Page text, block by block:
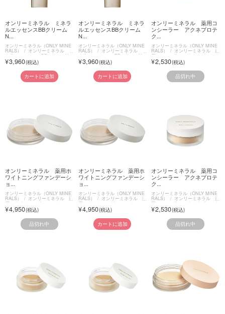
オンリーミネラル ミネラ
ルエッセンスBBクリーム
N...
オンリーミネラル（ONLY MINE
RALS） オンリーミネラル ミ
ネラルエッセンスBBクリームN
3,960
カートに追加
オンリーミネラル ミネラ
ルエッセンスBBクリーム
N...
オンリーミネラル（ONLY MINE
RALS） オンリーミネラル ミ
ネラルエッセンスBBクリームN
3,960
カートに追加
オンリーミネラル 薬用コ
ンシーラー アクネプロテ
ク...
オンリーミネラル（ONLY MINE
RALS） オンリーミネラル 薬
用コンシーラー アクネプロテク
ター2,530
品切れ中
オンリーミネラル 薬用ホ
ワイトニングファンデーシ
ョ...
オンリーミネラル（ONLY MINE
RALS） オンリーミネラル 薬
用ホワイトニングファンデーショ
ン4,950
品切れ中
オンリーミネラル 薬用ホ
ワイトニングファンデーシ
ョ...
オンリーミネラル（ONLY MINE
RALS） オンリーミネラル 薬
用ホワイトニングファンデーショ
ン4,950
カートに追加
オンリーミネラル 薬用コ
ンシーラー アクネプロテ
ク...
オンリーミネラル（ONLY MINE
RALS） オンリーミネラル 薬
用コンシーラー アクネプロテク
ター2,530
品切れ中